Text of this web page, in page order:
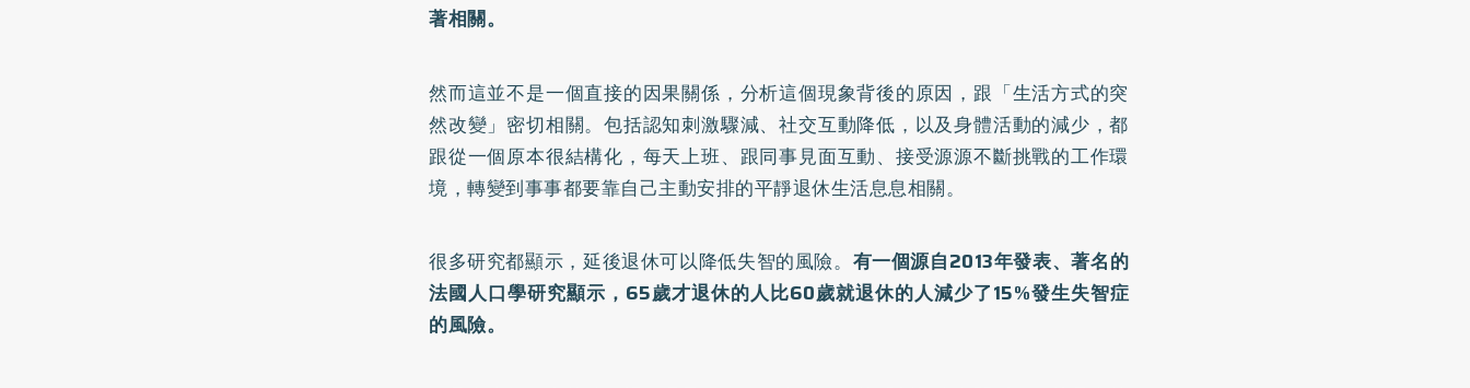
著相關。
然而這並不是一個直接的因果關係，分析這個現象背後的原因，跟「生活方式的突
然改變」密切相關。包括認知刺激驟減、社交互動降低，以及身體活動的減少，都
跟從一個原本很結構化，每天上班、跟同事見面互動、接受源源不斷挑戰的工作環
境，轉變到事事都要靠自己主動安排的平靜退休生活息息相關。
很多研究都顯示，延後退休可以降低失智的風險。 有一個源自2013年發表、著名的
法國人口學研究顯示，65歲才退休的人比60歲就退休的人減少了15%發生失智症
的風險。